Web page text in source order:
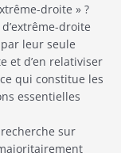
droite » ?
droite
leur seule
et d’en relativiser
qui constitue les
essentielles
sur